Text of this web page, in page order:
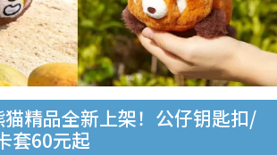
精品全新上架！公仔钥匙扣/
套60元起